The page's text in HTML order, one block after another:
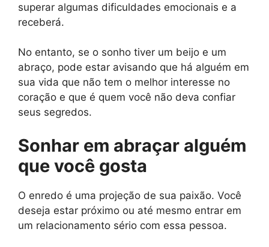
superar algumas dificuldades emocionais e a
receberá.
No entanto, se o sonho tiver um beijo e um
abraço, pode estar avisando que há alguém em
sua vida que não tem o melhor interesse no
coração e que é quem você não deva confiar
seus segredos.
Sonhar em abraçar alguém
que você gosta
O enredo é uma projeção de sua paixão. Você
deseja estar próximo ou até mesmo entrar em
um relacionamento sério com essa pessoa.